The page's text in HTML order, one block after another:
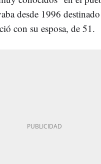
desde 1996
con su esposa, de 51.